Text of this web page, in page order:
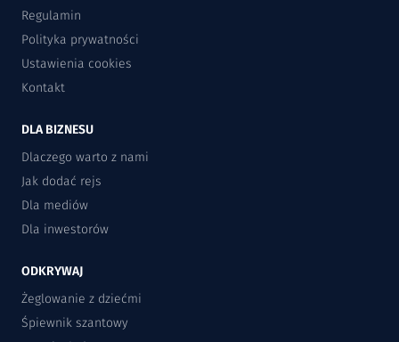
Regulamin
Polityka prywatności
Ustawienia cookies
Kontakt
DLA BIZNESU
Dlaczego warto z nami
Jak dodać rejs
Dla mediów
Dla inwestorów
ODKRYWAJ
Żeglowanie z dziećmi
Śpiewnik szantowy